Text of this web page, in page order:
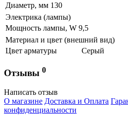
Диаметр, мм 130
Электрика (лампы)
Мощность лампы, W 9,5
Материал и цвет (внешний вид)
Цвет арматуры
Серый
Отзывы 0
Написать отзыв
О магазине Доставка и Оплата
конфиденциальности